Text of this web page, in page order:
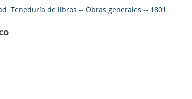
Teneduría de libros -- Obras generales -- 1801